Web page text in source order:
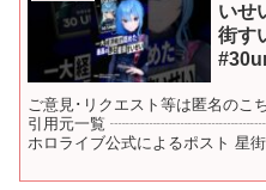
いせ
街す
ご意見･リクエスト等は匿名の
引用元一覧 ┈┈┈┈┈┈┈┈┈┈
ホロライブ公式によるポスト 星